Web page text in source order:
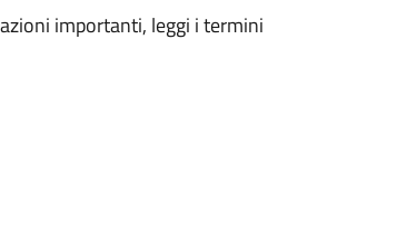
importanti, leggi i termini